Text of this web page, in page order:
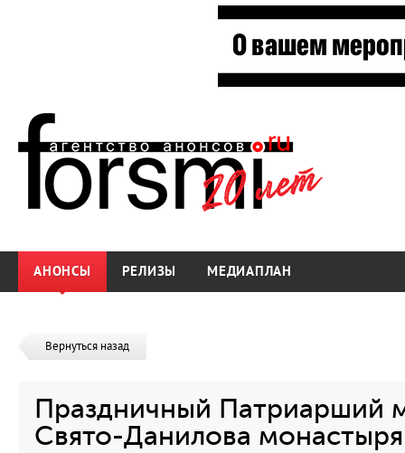
АНОНСЫ РЕЛИЗЫ МЕДИАПЛАН
Вернуться назад
Праздничный Патриарший
Свято-Данилова монастыря